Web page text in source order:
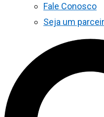
Fale Conosco
Seja um